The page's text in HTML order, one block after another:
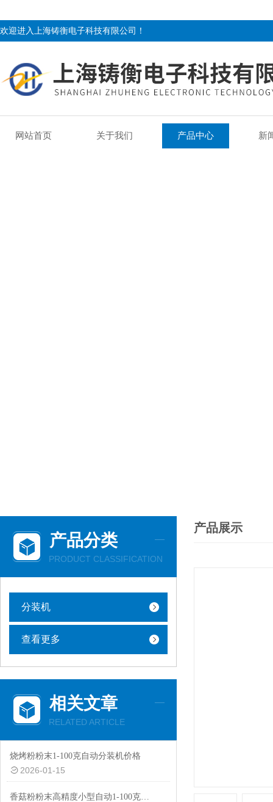
欢迎进入上海铸衡电子科技有限公司！
网站首页 关于我们 产品中心 新
产品分类
PRODUCT CLASSIFICATION
分装机
查看更多
相关文章
RELATED ARTICLE
烧烤粉粉末1-100克自动分装机价格
2026-01-15
香菇粉粉末高精度小型自动1-100克分装机价格
产品展示